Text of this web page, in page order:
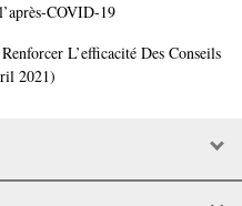
COVID-19
L’efficacité Des Conseils
2021)